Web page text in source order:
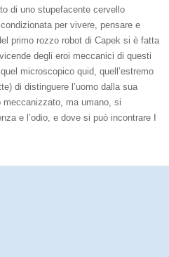
di uno stupefacente cervello
per vivere, pensare e
primo rozzo robot di Capek si è fatta
degli eroi meccanici di questi
microscopico quid, quell’estremo
di distinguere l’uomo dalla sua
ma umano, si
e l’odio, e dove si può incontrare I